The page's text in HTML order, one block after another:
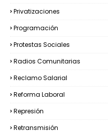
Privatizaciones
Programación
Protestas Sociales
Radios Comunitarias
Reclamo Salarial
Reforma Laboral
Represión
Retransmisión